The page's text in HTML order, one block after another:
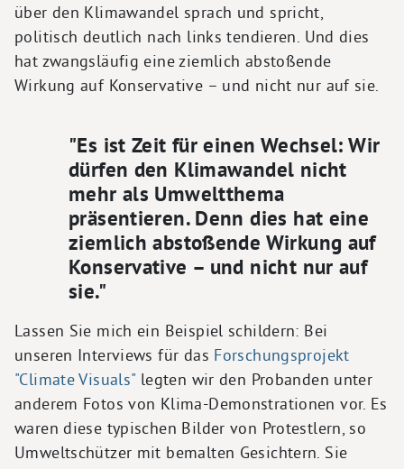
über den Klimawandel sprach und spricht,
politisch deutlich nach links tendieren. Und dies
hat zwangsläufig eine ziemlich abstoßende
Wirkung auf Konservative – und nicht nur auf sie.
"Es ist Zeit für einen Wechsel: Wir
dürfen den Klimawandel nicht
mehr als Umweltthema
präsentieren. Denn dies hat eine
ziemlich abstoßende Wirkung auf
Konservative – und nicht nur auf
sie."
Lassen Sie mich ein Beispiel schildern: Bei
unseren Interviews für das Forschungsprojekt
"Climate Visuals" legten wir den Probanden unter
anderem Fotos von Klima-Demonstrationen vor. Es
waren diese typischen Bilder von Protestlern, so
Umweltschützer mit bemalten Gesichtern. Sie